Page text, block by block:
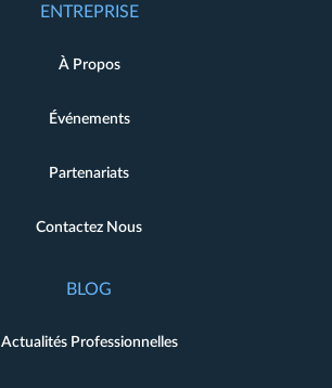
ENTREPRISE
À Propos
Événements
Partenariats
Contactez Nous
BLOG
Actualités Professionnelles